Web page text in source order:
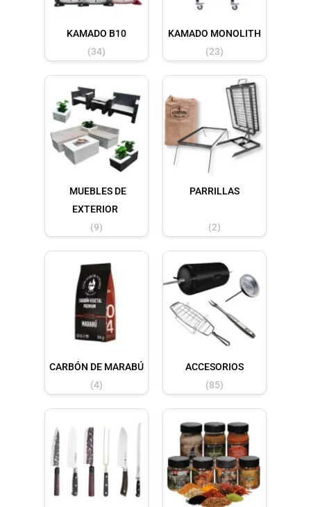
KAMADO B10
(34)
KAMADO MONOLITH
(23)
MUEBLES DE
EXTERIOR
(9)
PARRILLAS
(2)
CARBÓN DE MARABÚ
(4)
ACCESORIOS
(85)